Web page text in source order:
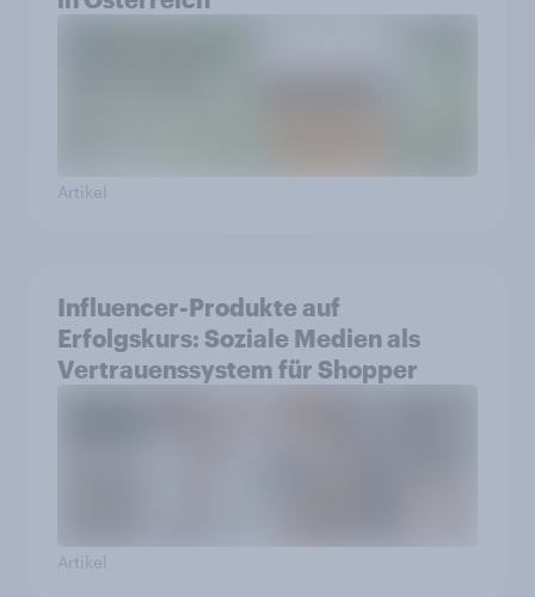
Artikel
Influencer-Produkte auf
Erfolgskurs: Soziale Medien als
Vertrauenssystem für Shopper
Artikel